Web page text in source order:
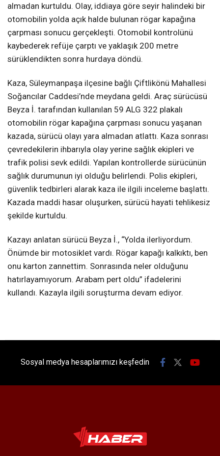
almadan kurtuldu. Olay, iddiaya göre seyir halindeki bir
otomobilin yolda açık halde bulunan rögar kapağına
çarpması sonucu gerçekleşti. Otomobil kontrolünü
kaybederek refüje çarptı ve yaklaşık 200 metre
sürüklendikten sonra hurdaya döndü.
Kaza, Süleymanpaşa ilçesine bağlı Çiftlikönü Mahallesi
Soğancılar Caddesi’nde meydana geldi. Araç sürücüsü
Beyza İ. tarafından kullanılan 59 ALG 322 plakalı
otomobilin rögar kapağına çarpması sonucu yaşanan
kazada, sürücü olayı yara almadan atlattı. Kaza sonrası
çevredekilerin ihbarıyla olay yerine sağlık ekipleri ve
trafik polisi sevk edildi. Yapılan kontrollerde sürücünün
sağlık durumunun iyi olduğu belirlendi. Polis ekipleri,
güvenlik tedbirleri alarak kaza ile ilgili inceleme başlattı.
Kazada maddi hasar oluşurken, sürücü hayati tehlikesiz
şekilde kurtuldu.
Kazayı anlatan sürücü Beyza İ., “Yolda ilerliyordum.
Önümde bir motosiklet vardı. Rögar kapağı kalkıktı, ben
onu karton zannettim. Sonrasında neler olduğunu
hatırlayamıyorum. Arabam pert oldu” ifadelerini
kullandı. Kazayla ilgili soruşturma devam ediyor.
Sosyal medya hesaplarımızı keşfedin